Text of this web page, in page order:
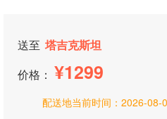
送至 塔吉克斯坦
价格：
1299
配送地当前时间： 2026-08-